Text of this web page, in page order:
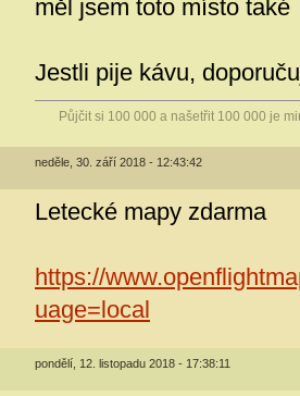
měl jsem toto místo také
Jestli pije kávu,
Půjčit si 100 000 a našetřit 100 000 je
neděle, 30. září 2018 - 12:43:42
Letecké mapy zdarma
https://
uage=local
pondělí, 12. listopadu 2018 - 17:38:11